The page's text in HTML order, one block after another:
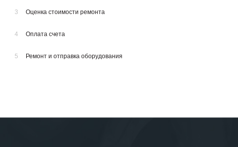
3 Оценка стоимости ремонта
4 Оплата счета
5 Ремонт и отправка оборудования